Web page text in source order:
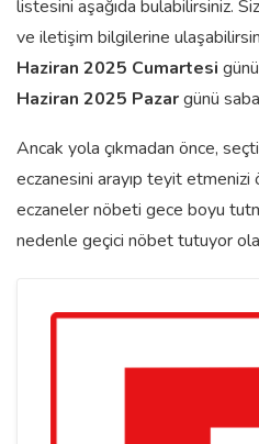
listesini aşağıda bulabilirsiniz.
ve iletişim bilgilerine
Haziran 2025 Cumartesi
Haziran 2025 Pazargünü
Ancak yola çıkmadan önce,
eczanesini arayıp teyit etmenizi
eczaneler nöbeti gece boyu
nedenle geçici nöbet tutuyor